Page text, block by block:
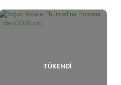
TÜKENDI